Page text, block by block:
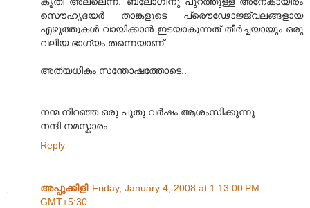
സൌഹൃദയര്‍ താങ്കളുടെ പ്രൌഢോജ്ജ്വലങ്ങളായ
എഴുത്തുകള്‍ വായിക്കാന്‍ ഇടയാകുന്നത് തീര്‍ച്ചയായും ഒരു
വലിയ ഭാഗ്യം തന്നെയാണ്..
അത്യധികം സന്തോഷത്തോടെ..
നന്മ നിറഞ്ഞ ഒരു പുതു വര്‍ഷം ആശംസിക്കുന്നു
നന്ദി നമസ്കാരം
Reply
അപ്പുക്കിളി Friday, January 4, 2008 at 1:13:00 PM
GMT+5:30